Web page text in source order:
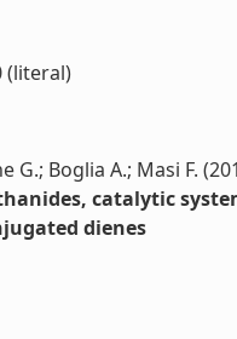
(literal)
G.; Boglia A.; Masi F.
catalytic
dienes